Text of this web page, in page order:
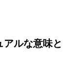
ルな意味と